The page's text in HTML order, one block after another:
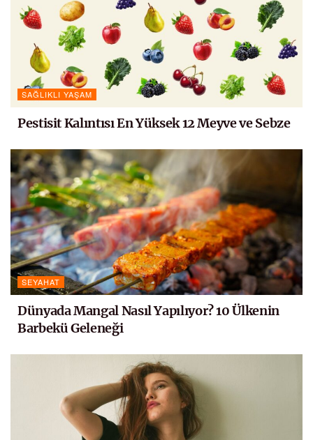
SAĞLIKLI YAŞAM
Pestisit Kalıntısı En Yüksek 12 Meyve ve Sebze
SEYAHAT
Dünyada Mangal Nasıl Yapılıyor? 10 Ülkenin
Barbekü Geleneği